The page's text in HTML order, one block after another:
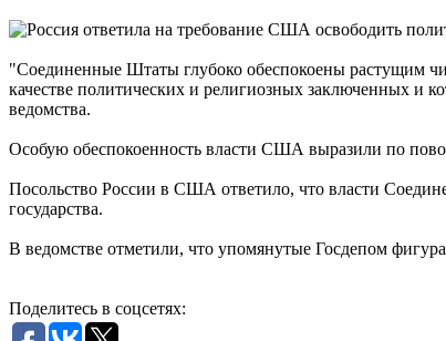
"Соединенные Штаты глубоко обеспокоены растущим
качестве политических и религиозных заключенных и
ведомства.
Особую обеспокоенность власти США выразили по
Посольство России в США ответило, что власти
государства.
В ведомстве отметили, что упомянутые Госдепом
Поделитесь в соцсетях: